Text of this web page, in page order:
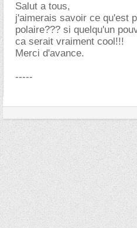
Salut a tous,
j'aimerais savoir ce qu'est
polaire??? si quelqu'un
ca serait vraiment cool!!!
Merci d'avance.
-----